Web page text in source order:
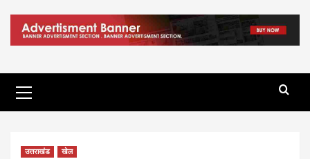
Menu
उत्तराखंड खेल